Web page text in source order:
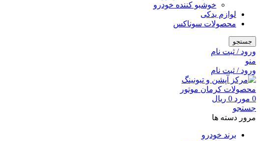
خوشبو کننده خودرو
لوازم یدکی
محصولات سوناکس
جستجو
ورود / ثبت نام
منو
ورود / ثبت نام
0 مورد 0 ریال
جستجو
مرور دسته ها
برند خودرو